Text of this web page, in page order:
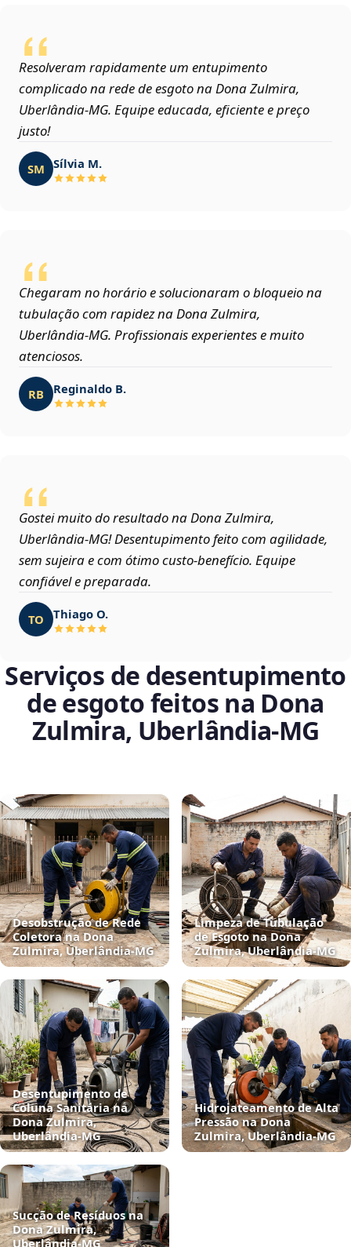
Resolveram rapidamente um entupimento
complicado na rede de esgoto na Dona Zulmira,
Uberlândia‑MG. Equipe educada, eficiente e preço
justo!
SM Sílvia M.
Chegaram no horário e solucionaram o bloqueio na
tubulação com rapidez na Dona Zulmira,
Uberlândia‑MG. Profissionais experientes e muito
atenciosos.
RB Reginaldo B.
Gostei muito do resultado na Dona Zulmira,
Uberlândia‑MG! Desentupimento feito com agilidade,
sem sujeira e com ótimo custo-benefício. Equipe
confiável e preparada.
TO Thiago O.
Serviços de desentupimento
de esgoto feitos na Dona
Zulmira, Uberlândia‑MG
Desobstrução de Rede
Coletora na Dona
Zulmira, Uberlândia‑MG
Limpeza de Tubulação
de Esgoto na Dona
Zulmira, Uberlândia‑MG
Desentupimento de
Coluna Sanitária na
Dona Zulmira,
Uberlândia‑MG
Hidrojateamento de Alta
Pressão na Dona
Zulmira, Uberlândia‑MG
Sucção de Resíduos na
Dona Zulmira,
Uberlândia‑MG